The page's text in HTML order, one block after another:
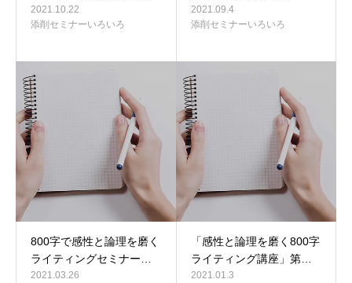
2021.10.22
添削セミナーいろいろ
2021.09.4
添削セミナーいろいろ
800字で感性と論理を磨く
ライティングセミナー…
2021.03.26
「感性と論理を磨く800字
ライティング講座」第…
2021.01.3